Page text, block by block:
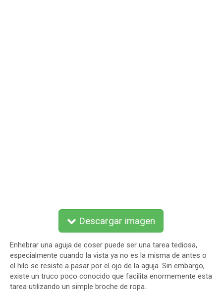
Descargar imagen
Enhebrar una aguja de coser puede ser una tarea tediosa,
especialmente cuando la vista ya no es la misma de antes o
el hilo se resiste a pasar por el ojo de la aguja. Sin embargo,
existe un truco poco conocido que facilita enormemente esta
tarea utilizando un simple broche de ropa.